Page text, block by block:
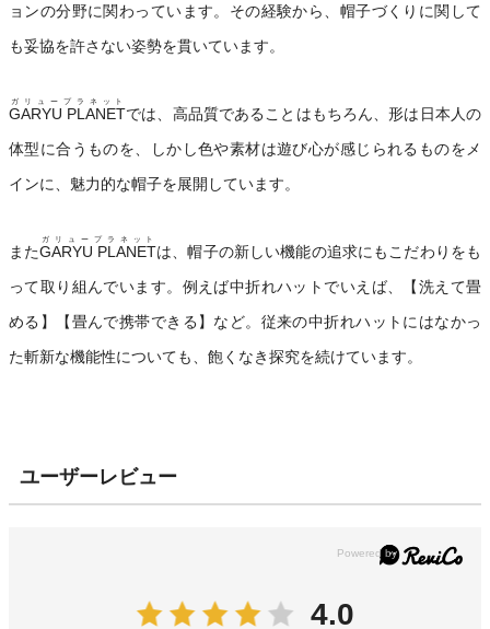
ョンの分野に関わっています。その経験から、帽子づくりに関して
も妥協を許さない姿勢を貫いています。
GARYU PLANET
ガリュープラネット
では、高品質であることはもちろん、形は日本人の
体型に合うものを、しかし色や素材は遊び心が感じられるものをメ
インに、魅力的な帽子を展開しています。
またGARYU PLANET
ガリュープラネット
は、帽子の新しい機能の追求にもこだわりをも
って取り組んでいます。例えば中折れハットでいえば、【洗えて畳
める】【畳んで携帯できる】など。従来の中折れハットにはなかっ
た斬新な機能性についても、飽くなき探究を続けています。
ユーザーレビュー
4.0